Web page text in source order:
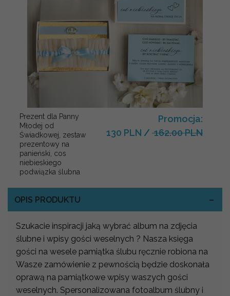
Prezent dla Panny
Młodej od
Świadkowej, zestaw
prezentowy na
panieński, cos
niebieskiego
podwiązka ślubna
Promocja:
130 PLN / 162.00 PLN
OPIS PRODUKTU
Szukacie inspiracji jaką wybrać album na zdjęcia
ślubne i wpisy gości weselnych ? Nasza księga
gości na wesele pamiątka ślubu ręcznie robiona na
Wasze zamówienie z pewnością będzie doskonała
oprawą na pamiątkowe wpisy waszych gości
weselnych. Spersonalizowana fotoalbum ślubny i